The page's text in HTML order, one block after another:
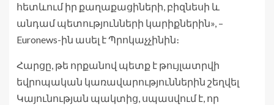
հետևում իր քաղաքացիների, բիզնեսի և
անդամ պետությունների կարիքներին», –
Euronews-ին ասել է Պրոկաչչինին։
Հարցը, թե որքանով պետք է թույլատրվի
եվրոպական կառավարություններին շեղվել
Կայունության պակտից, սպասվում է, որ